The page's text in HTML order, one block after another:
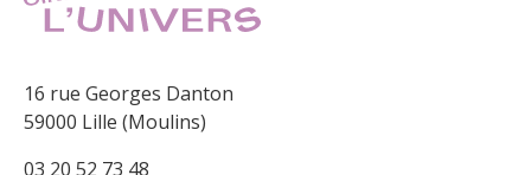
16 rue Georges Danton
59000 Lille (Moulins)
03 20 52 73 48